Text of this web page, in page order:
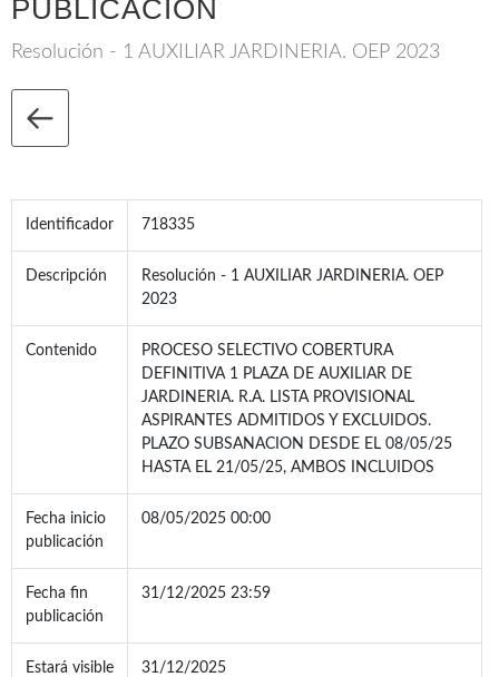
PUBLICACIÓN
Resolución - 1 AUXILIAR JARDINERIA. OEP 2023
Identificador 718335
Descripción
Resolución - 1 AUXILIAR JARDINERIA. OEP
2023
Contenido
PROCESO SELECTIVO COBERTURA
DEFINITIVA 1 PLAZA DE AUXILIAR DE
JARDINERIA. R.A. LISTA PROVISIONAL
ASPIRANTES ADMITIDOS Y EXCLUIDOS.
PLAZO SUBSANACION DESDE EL 08/05/25
HASTA EL 21/05/25, AMBOS INCLUIDOS
Fecha inicio
publicación
08/05/2025 00:00
Fecha fin
publicación
31/12/2025 23:59
Estará visible
31/12/2025